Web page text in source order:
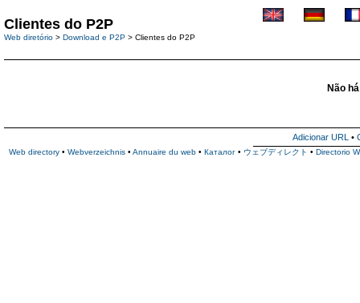
Clientes do P2P
Web diretório > Download e P2P > Clientes do P2P
Não
Adicionar URL •
Web directory • Webverzeichnis • Annuaire du web • Каталог • ウェブディレクト • Directorio